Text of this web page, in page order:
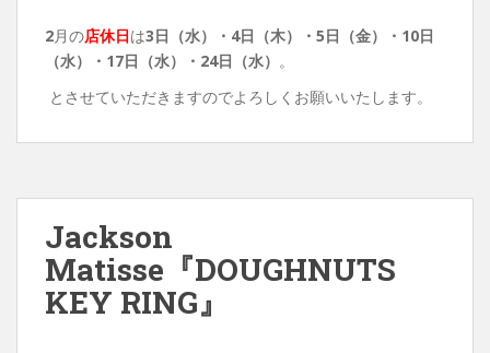
2月の店休日は3日（水）・4日（木）・5日（金）・ 10日
（水）・17日（水）・24日（水） 。
とさせていただきますのでよろしくお願いいたします。
Jackson
Matisse『DOUGHNUTS
KEY RING』